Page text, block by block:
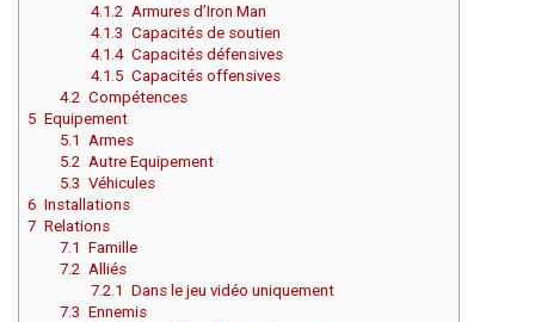
4.1.2 Armures d’Iron Man
4.1.3 Capacités de soutien
4.1.4 Capacités défensives
4.1.5 Capacités offensives
4.2 Compétences
5 Equipement
5.1
Armes
5.2 Autre Equipement
5.3 Véhicules
6 Installations
7 Relations
7.1 Famille
7.2 Alliés
7.2.1
Dans le jeu vidéo uniquement
7.3 Ennemis
Aller à :